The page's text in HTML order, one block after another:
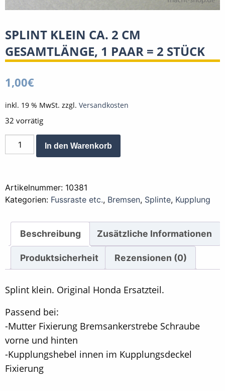
SPLINT KLEIN CA. 2 CM
GESAMTLÄNGE, 1 PAAR = 2 STÜCK
1,00€
inkl. 19 % MwSt. zzgl. Versandkosten
32 vorrätig
Splint
klein
cm
Gesamtlänge,
In den Warenkorb
Artikelnummer: 10381
Kategorien: Fussraste etc., Bremsen, Splinte, Kupplung
Beschreibung Zusätzliche Informationen
Produktsicherheit Rezensionen (0)
Splint klein. Original Honda Ersatzteil.
Passend bei:
-Mutter Fixierung Bremsankerstrebe Schraube
vorne und hinten
-Kupplungshebel innen im Kupplungsdeckel
Fixierung